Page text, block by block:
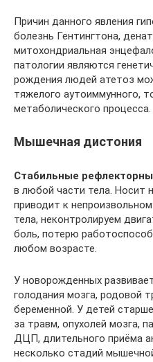
Причин данного явления
болезнь Гентингтона,
митохондриальная
патологии являются
рождения людей атетоз
тяжелого аутоиммунного,
метаболического процесса.
Мышечная дистония
Стабильные
в любой части тела. Носит
приводит к
тела, неконтролируем
боль, потерю
любом возрасте.
У новорожденных
голодания мозга, родовой
беременной. У детей
за травм, опухолей мозга,
ДЦП, длительного приёма
несколько стадий